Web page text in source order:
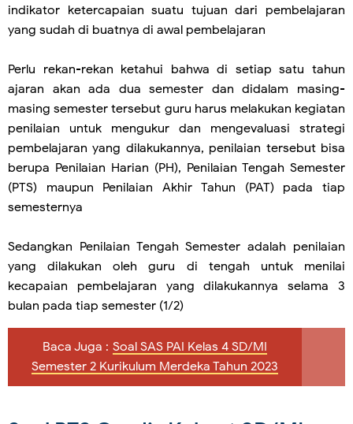
indikator ketercapaian suatu tujuan dari pembelajaran
yang sudah di buatnya di awal pembelajaran
Perlu rekan-rekan ketahui bahwa di setiap satu tahun
ajaran akan ada dua semester dan didalam masing-
masing semester tersebut guru harus melakukan kegiatan
penilaian untuk mengukur dan mengevaluasi strategi
pembelajaran yang dilakukannya, penilaian tersebut bisa
berupa Penilaian Harian (PH), Penilaian Tengah Semester
(PTS) maupun Penilaian Akhir Tahun (PAT) pada tiap
semesternya
Sedangkan Penilaian Tengah Semester adalah penilaian
yang dilakukan oleh guru di tengah untuk menilai
kecapaian pembelajaran yang dilakukannya selama 3
bulan pada tiap semester (1/2)
Baca Juga : Soal SAS PAI Kelas 4 SD/MI
Semester 2 Kurikulum Merdeka Tahun 2023